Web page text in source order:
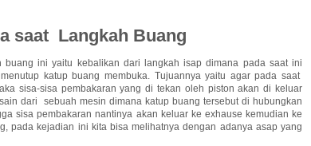
saat Langkah Buang
buang ini yaitu kebalikan dari langkah isap dimana pada saat ini
katup buang membuka. Tujuannya yaitu agar pada saat
sisa-sisa pembakaran yang di tekan oleh piston akan di keluar
dari sebuah mesin dimana katup buang tersebut di hubungkan
sisa pembakaran nantinya akan keluar ke exhause kemudian ke
pada kejadian ini kita bisa melihatnya dengan adanya asap yang